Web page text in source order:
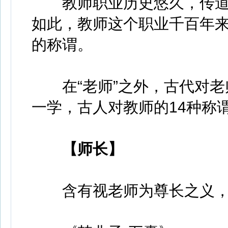
如此，教师这个职业千百年
的称谓。
在“老师”之外，古代对老
一学，古人对教师的14种称
【师长】
含有视老师为尊长之义，